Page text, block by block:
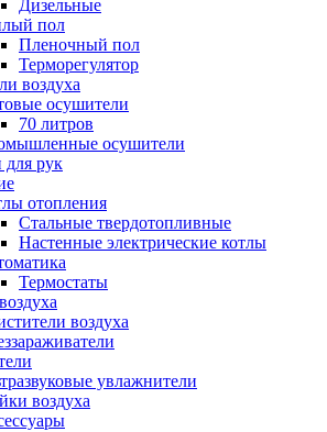
Дизельные
пол
Пленочный пол
Терморегулятор
воздуха
осушители
70 литров
осушители
рук
отопления
Стальные твердотопливные
Настенные электрические котлы
Термостаты
воздуха
увлажнители
воздуха